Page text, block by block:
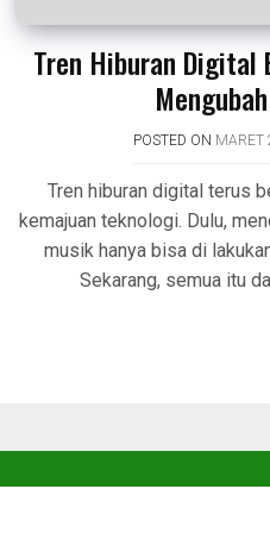
Tren Hiburan Digital
POSTED ON MARET
Tren hiburan digital terus
kemajuan teknologi. Dulu,
musik hanya bisa di
Sekarang, semua itu